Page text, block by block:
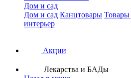
Дом и сад
Дом и сад Канцтовары Товары
интерьер
Акции
Лекарства и БАДы